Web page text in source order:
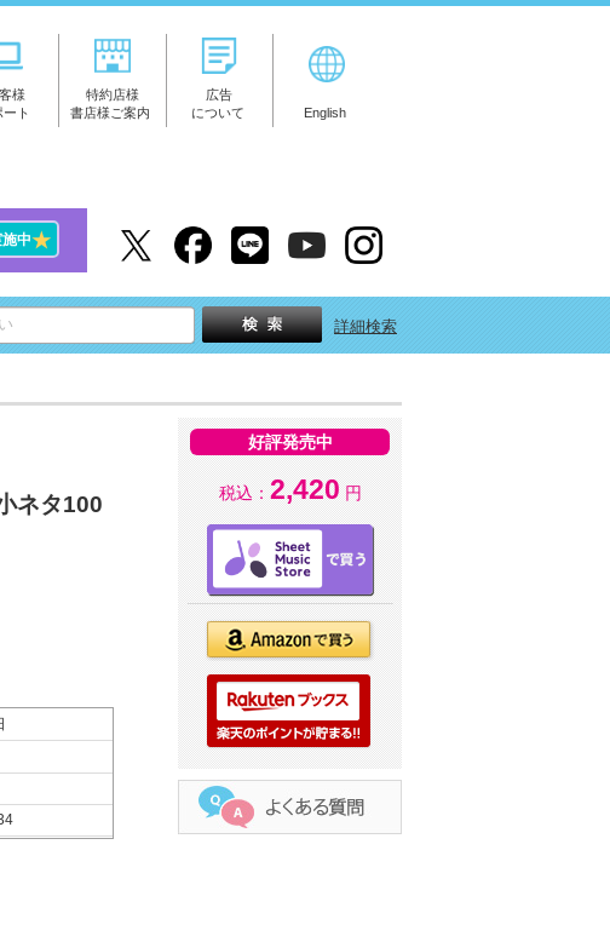
様
ート
特約店様
書店様ご案内
広告
について
English
中★
詳細検索
ネタ100
好評発売中
税込： 2,420 円